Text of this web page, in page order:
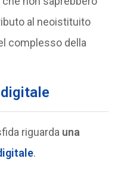
al neoistituito
complesso della
digitale
riguarda una
.